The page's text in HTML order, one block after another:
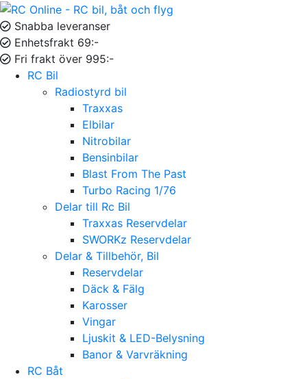
Snabba leveranser
Enhetsfrakt 69:-
Fri frakt över 995:-
RC Bil
Radiostyrd bil
Traxxas
Elbilar
Nitrobilar
Bensinbilar
Blast From The Past
Turbo Racing 1/76
Delar till Rc Bil
Traxxas Reservdelar
SWORKz Reservdelar
Delar & Tillbehör, Bil
Reservdelar
Däck & Fälg
Karosser
Vingar
Ljuskit & LED-Belysning
Banor & Varvräkning
RC Båt